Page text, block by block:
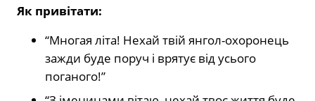
Як привітати:
“Многая літа! Нехай твій янгол-охоронець
зажди буде поруч і врятує від усього
поганого!”